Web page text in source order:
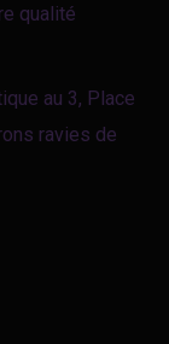
qualité
au 3, Place
ravies de